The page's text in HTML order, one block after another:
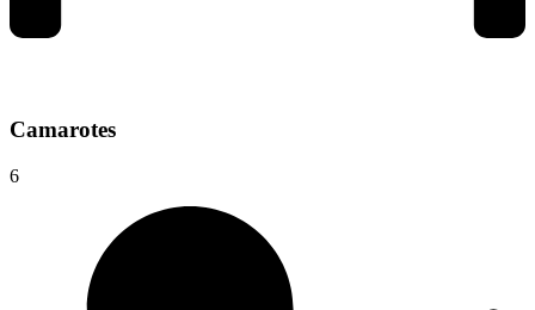
Camarotes
6